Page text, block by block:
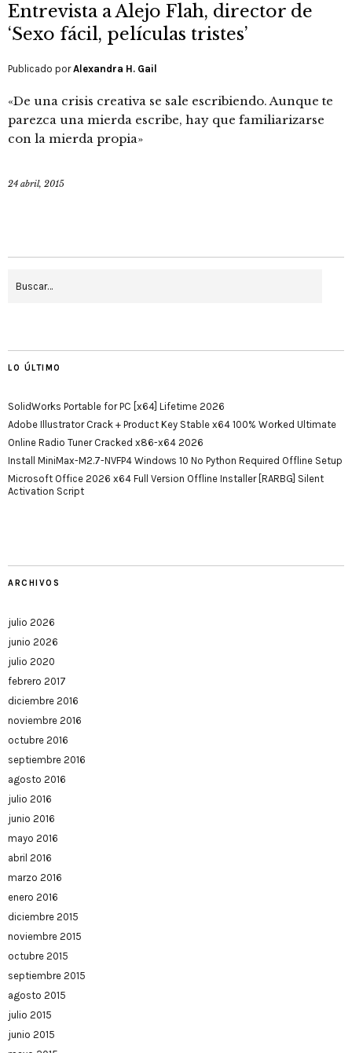
Entrevista a Alejo Flah, director de
‘Sexo fácil, películas tristes’
Publicado porAlexandra H. Gail
«De una crisis creativa se sale escribiendo. Aunque te
parezca una mierda escribe, hay que familiarizarse
con la mierda propia»
24 abril, 2015
LO ÚLTIMO
SolidWorks Portable for PC [x64] Lifetime 2026
Adobe Illustrator Crack + Product Key Stable x64 100% Worked Ultimate
Online Radio Tuner Cracked x86-x64 2026
Install MiniMax-M2.7-NVFP4 Windows 10 No Python Required Offline Setup
Microsoft Office 2026 x64 Full Version Offline Installer [RARBG] Silent
Activation Script
ARCHIVOS
julio 2026
junio 2026
julio 2020
febrero 2017
diciembre 2016
noviembre 2016
octubre 2016
septiembre 2016
agosto 2016
julio 2016
junio 2016
mayo 2016
abril 2016
marzo 2016
enero 2016
diciembre 2015
noviembre 2015
octubre 2015
septiembre 2015
agosto 2015
julio 2015
junio 2015